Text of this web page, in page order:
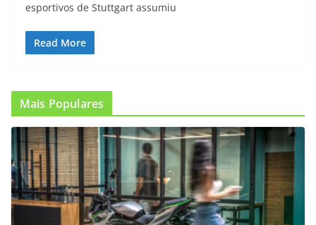
esportivos de Stuttgart assumiu
Read More
Mais Populares